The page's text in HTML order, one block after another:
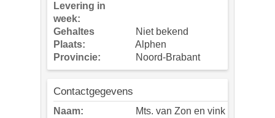
Levering in
week:
Gehaltes
Niet bekend
Plaats:
Alphen
Provincie:
Noord-Brabant
Contactgegevens
Naam:
Mts. van Zon en vink